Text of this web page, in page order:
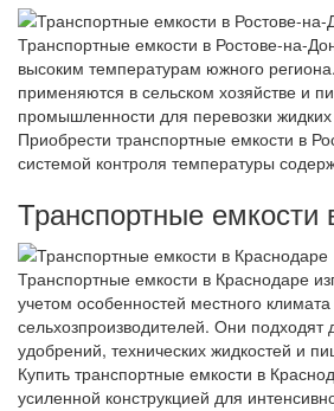
Транспортные емкости в Ростове-на-
высоким температурам южного
применяются в сельском хозяйстве и
промышленности для перевозки жидких
Приобрести транспортные емкости в
системой контроля температуры
Транспортные емкости
Транспортные емкости в Краснодаре
учетом особенностей местного
сельхозпроизводителей. Они подходят
удобрений, технических жидкостей и
Купить транспортные емкости в
усиленной конструкцией для